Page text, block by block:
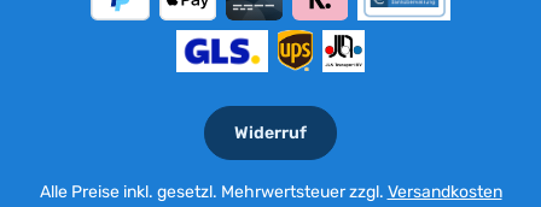
Widerruf
Alle Preise inkl. gesetzl. Mehrwertsteuer zzgl. Versandkosten